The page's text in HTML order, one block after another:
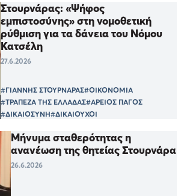
Στουρνάρας: «Ψήφος
εμπιστοσύνης» στη νομοθετική
ρύθμιση για τα δάνεια του Νόμου
Κατσέλη
27.6.2026
#ΓΙΑΝΝΗΣ ΣΤΟΥΡΝΑΡΑΣ#ΟΙΚΟΝΟΜΙΑ
#ΤΡΑΠΕΖΑ ΤΗΣ ΕΛΛΑΔΑΣ#ΑΡΕΙΟΣ ΠΑΓΟΣ
#ΔΙΚΑΙΟΣΥΝΗ#ΔΙΚΑΙΟΥΧΟΙ
Μήνυμα σταθερότητας η
ανανέωση της θητείας Στουρνάρα
26.6.2026